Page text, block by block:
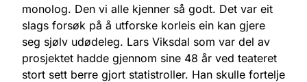
monolog. Den vi alle kjenner så godt. Det var eit
slags forsøk på å utforske korleis ein kan gjere
seg sjølv udødeleg. Lars Viksdal som var del av
prosjektet hadde gjennom sine 48 år ved teateret
stort sett berre gjort statistroller. Han skulle fortelje